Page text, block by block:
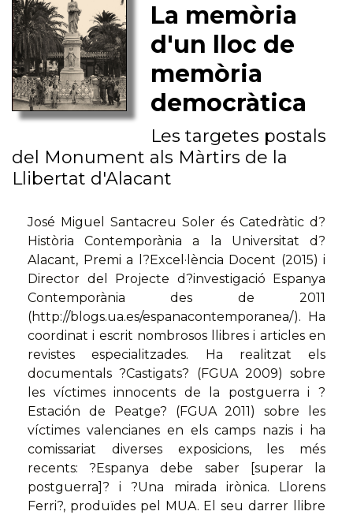
La memòria
d'un lloc de
memòria
democràtica
Les targetes postals
del Monument als Màrtirs de la
Llibertat d'Alacant
José Miguel Santacreu Soler és Catedràtic d?
Història Contemporània a la Universitat d?
Alacant, Premi a l?Excel·lència Docent (2015) i
Director del Projecte d?investigació Espanya
Contemporània des de 2011
(http://blogs.ua.es/espanacontemporanea/). Ha
coordinat i escrit nombrosos llibres i articles en
revistes especialitzades. Ha realitzat els
documentals ?Castigats? (FGUA 2009) sobre
les víctimes innocents de la postguerra i ?
Estación de Peatge? (FGUA 2011) sobre les
víctimes valencianes en els camps nazis i ha
comissariat diverses exposicions, les més
recents: ?Espanya debe saber [superar la
postguerra]? i ?Una mirada irònica. Llorens
Ferri?, produïdes pel MUA. El seu darrer llibre